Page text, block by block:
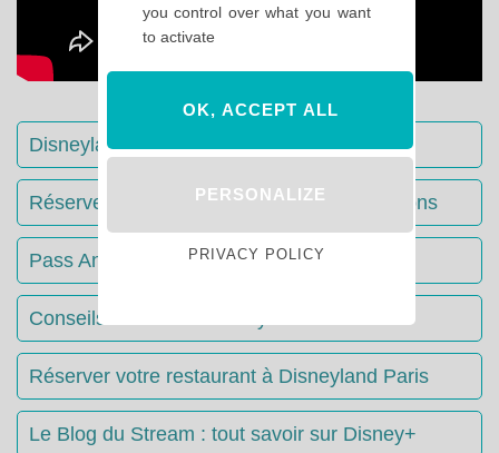
Disneyland Paris : Le guide complet
Réserver votre séjour : toutes les informations
Pass Annuels Disney : informations
Conseils & Astuces Disneyland Paris
Réserver votre restaurant à Disneyland Paris
Le Blog du Stream : tout savoir sur Disney+
you control over what you want
to activate
OK, ACCEPT ALL
PERSONALIZE
PRIVACY POLICY